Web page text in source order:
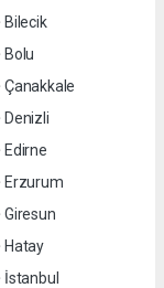
Bilecik
Bolu
Çanakkale
Denizli
Edirne
Erzurum
Giresun
Hatay
İstanbul